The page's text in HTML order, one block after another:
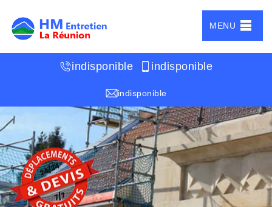
MENU
indisponible indisponible
indisponible